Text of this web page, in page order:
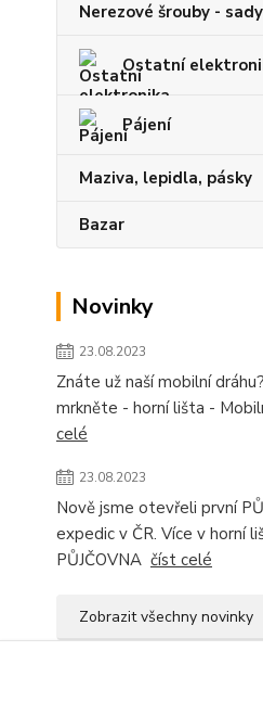
Nerezové šrouby - sady
Ostatní
Pájení
Maziva, lepidla, pásky
Bazar
Novinky
23.08.2023
Znáte už naší mobilní
mrkněte - horní lišta -
celé
23.08.2023
Nově jsme otevřeli první
expedic v ČR. Více v horní
PŮJČOVNA číst celé
Zobrazit všechny novinky